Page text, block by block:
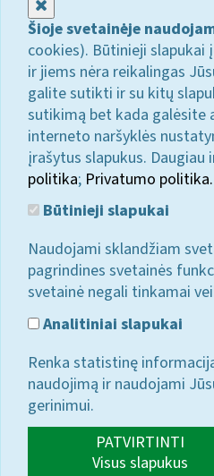
Šioje svetainėje
cookies). Būtinieji
ir jiems nėra reikalingas
galite sutikti ir su kitų
sutikimą bet kada galėsite
interneto naršyklės
įrašytus slapukus. Daugiau
politika; Privatumo politika.
Būtinieji slapukai
Naudojami sklandžiam
pagrindines svetainės
svetainė negali tinkamai
Analitiniai slapukai
Renka statistinę
naudojimą ir naudojami
gerinimui.
PATVIRTINTI
Visus slapukus